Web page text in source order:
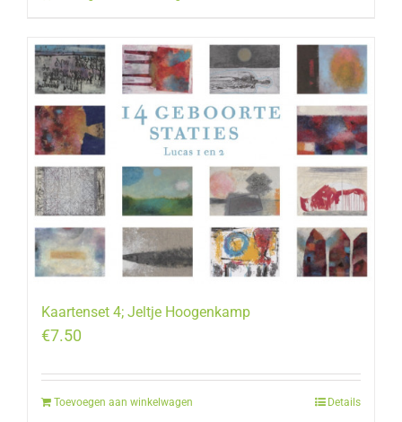
Kaartenset 4; Jeltje Hoogenkamp
€7.50
Toevoegen aan winkelwagen Details